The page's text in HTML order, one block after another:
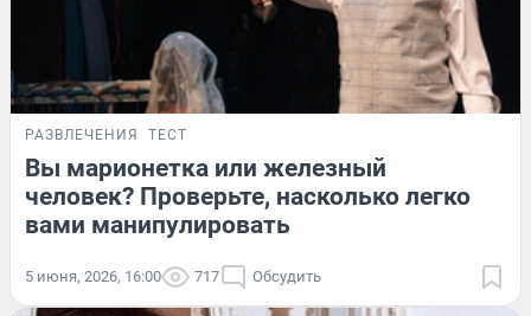
РАЗВЛЕЧЕНИЯ ТЕСТ
Вы марионетка или железный
человек? Проверьте, насколько легко
вами манипулировать
5 июня, 2026, 16:00 717 Обсудить